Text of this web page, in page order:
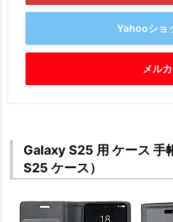
Yahooショ
メルカ
Galaxy S25 用 ケース 手
S25 ケース）